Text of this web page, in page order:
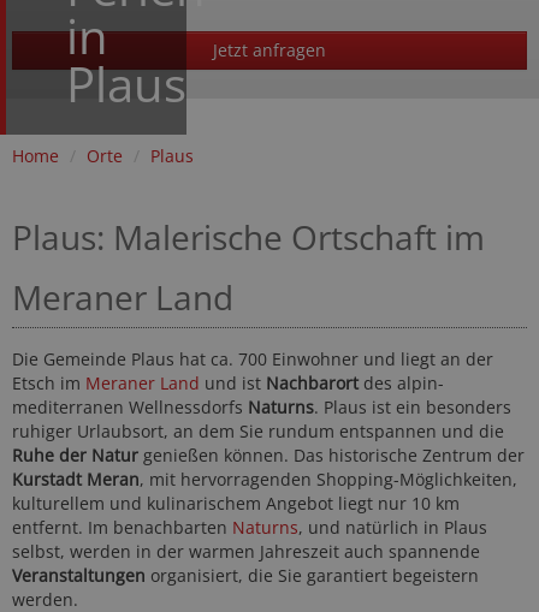
in
Plaus
Jetzt anfragen
Home / Orte / Plaus
Plaus: Malerische Ortschaft im
Meraner Land
Die Gemeinde Plaus hat ca. 700 Einwohner und liegt an der
Etsch im Meraner Land und ist Nachbarort des alpin-
mediterranen Wellnessdorfs Naturns. Plaus ist ein besonders
ruhiger Urlaubsort, an dem Sie rundum entspannen und die
Ruhe der Natur genießen können. Das historische Zentrum der
Kurstadt Meran, mit hervorragenden Shopping-Möglichkeiten,
kulturellem und kulinarischem Angebot liegt nur 10 km
entfernt. Im benachbarten Naturns, und natürlich in Plaus
selbst, werden in der warmen Jahreszeit auch spannende
Veranstaltungen organisiert, die Sie garantiert begeistern
werden.